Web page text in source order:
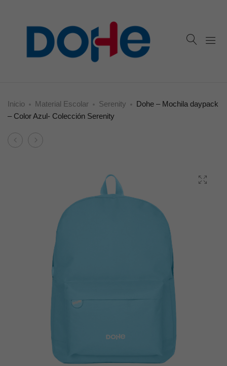
Inicio Material Escolar Serenity
Dohe – Mochila daypack
– Color Azul- Colección Serenity
Product
Dohe
Colección
Serenity
Dohe
Colección
Serenity